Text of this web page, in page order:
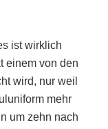
ist wirklich
einem von den
wird, nur weil
mehr
um zehn nach